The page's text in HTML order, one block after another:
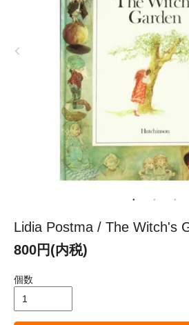
Lidia Postma / The Witch's
800円(内税)
個数